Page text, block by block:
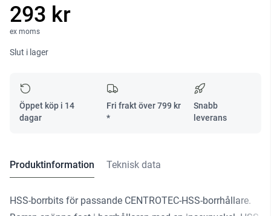
293 kr
ex moms
Slut i lager
Öppet köp i 14
dagar
Fri frakt över799 kr
*
Snabb
leverans
Produktinformation Teknisk data
HSS-borrbits för passande CENTROTEC-HSS-borrhållare.